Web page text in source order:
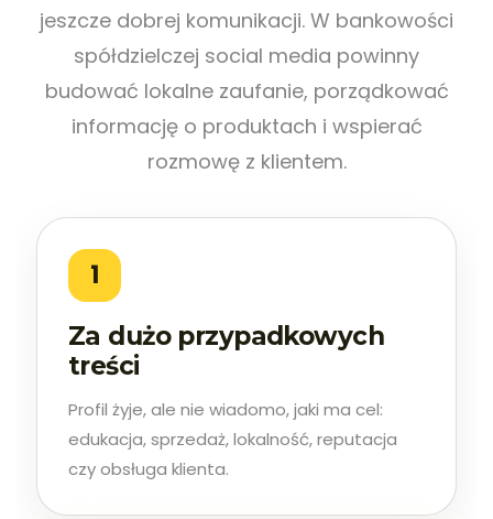
jeszcze dobrej komunikacji. W bankowości
spółdzielczej social media powinny
budować lokalne zaufanie, porządkować
informację o produktach i wspierać
rozmowę z klientem.
1
Za dużo przypadkowych
treści
Profil żyje, ale nie wiadomo, jaki ma cel:
edukacja, sprzedaż, lokalność, reputacja
czy obsługa klienta.